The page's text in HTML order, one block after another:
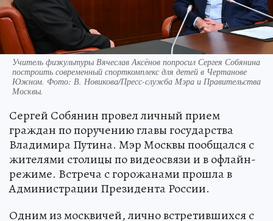
Учитель физкультуры Вячеслав Аксёнов попросил Сергея Собянина
построить современный спорткомплекс для детей в Чертанове
Южном. Фото: В. Новикова/Пресс-служба Мэра и Правительства
Москвы.
Сергей Собянин провел личный прием
граждан по поручению главы государства
Владимира Путина. Мэр Москвы пообщался с
жителями столицы по видеосвязи и в офлайн-
режиме. Встреча с горожанами прошла в
Администрации Президента России.
Одним из москвичей, лично встретившихся с